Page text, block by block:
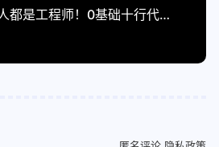
国运级创新 ｜人人都是工程师！0基础十行代码训练同款DeepSeek